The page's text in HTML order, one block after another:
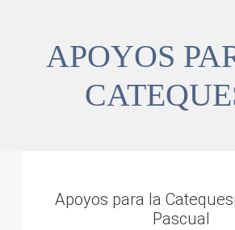
APOYOS
Apoyos para la
Pascual